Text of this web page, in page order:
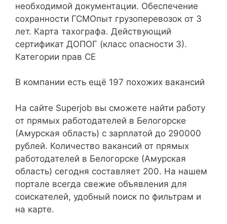
необходимой документации. Обеспечение
сохранности ГСМОпыт грузоперевозок от 3
лет. Карта тахографа. Действующий
сертификат ДОПОГ (класс опасности 3).
Категории прав СЕ
В компании есть ещё 197 похожих вакансий
На сайте Superjob вы сможете найти работу
от прямых работодателей в Белогорске
(Амурская область) с зарплатой до 290000
рублей. Количество вакансий от прямых
работодателей в Белогорске (Амурская
область) сегодня составляет 200. На нашем
портале всегда свежие объявления для
соискателей, удобный поиск по фильтрам и
на карте.